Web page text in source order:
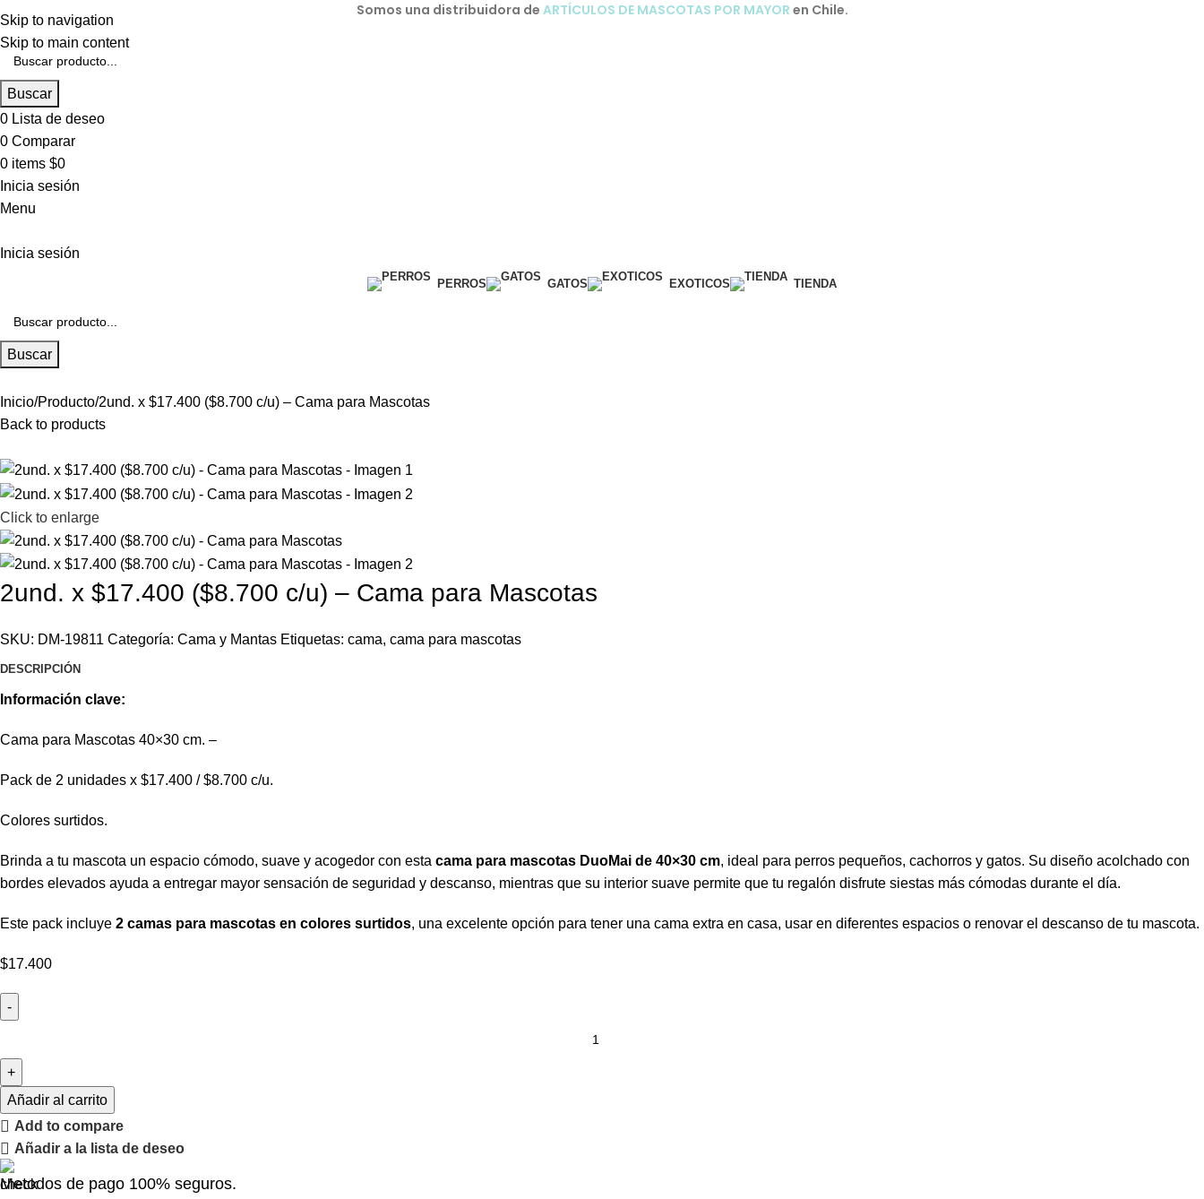
Skip to navigation
Skip to main content
Somos una distribuidora de ARTÍCULOS DE MASCOTAS POR MAYOR en Chile.
Buscar
0 Lista de deseo
0 Comparar
0 items $0
Inicia sesión
Menu
Inicia sesión
PERROS GATOS EXOTICOS TIENDA
Buscar
Inicio Producto 2und. x $17.400 ($8.700 c/u) – Cama para Mascotas
Back to products
Click to enlarge
2und. x $17.400 ($8.700 c/u) – Cama para Mascotas
SKU: DM-19811 Categoría: Cama y Mantas Etiquetas: cama, cama para mascotas
DESCRIPCIÓN
Información clave:
Cama para Mascotas 40×30 cm. –
Pack de 2 unidades x $17.400 / $8.700 c/u.
Colores surtidos.
Brinda a tu mascota un espacio cómodo, suave y acogedor con esta cama para mascotas DuoMai de 40×30 cm, ideal para perros pequeños, cachorros y gatos. Su diseño acolchado con
bordes elevados ayuda a entregar mayor sensación de seguridad y descanso, mientras que su interior suave permite que tu regalón disfrute siestas más cómodas durante el día.
Este pack incluye 2 camas para mascotas en colores surtidos, una excelente opción para tener una cama extra en casa, usar en diferentes espacios o renovar el descanso de tu mascota.
$17.400
Añadir al carrito
Add to compare
Añadir a la lista de deseo
Metodos de pago 100% seguros.